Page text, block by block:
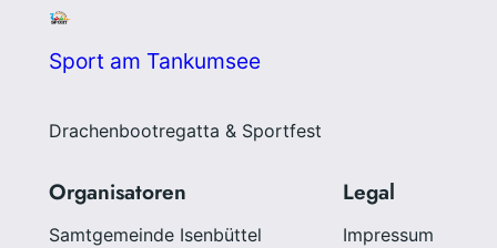
Sport am Tankumsee
Drachenbootregatta & Sportfest
Organisatoren
Samtgemeinde Isenbüttel
Legal
Impressum